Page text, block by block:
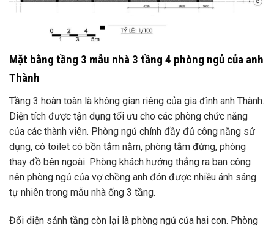
Mặt bằng tầng 3 mẫu nhà 3 tầng 4 phòng ngủ của anh
Thành
Tầng 3 hoàn toàn là không gian riêng của gia đình anh Thành.
Diện tích được tận dụng tối ưu cho các phòng chức năng
của các thành viên. Phòng ngủ chính đầy đủ công năng sử
dụng, có toilet có bồn tắm nằm, phòng tắm đứng, phòng
thay đồ bên ngoài. Phòng khách hướng thẳng ra ban công
nên phòng ngủ của vợ chồng anh đón được nhiều ánh sáng
tự nhiên trong mẫu nhà ống 3 tầng.
Đối diện sảnh tầng còn lại là phòng ngủ của hai con. Phòng